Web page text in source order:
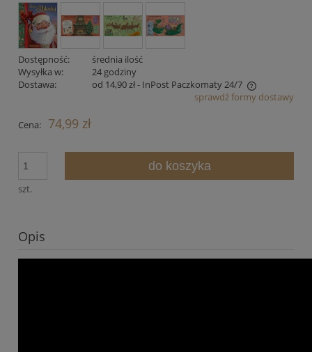
Dostępność:
średnia ilość
Wysyłka w:
24 godziny
Dostawa:
od 14,90 zł- InPost Paczkomaty 24/7
Cena nie zawiera ewentualnych kosztów płatnościsprawdź formy dostawy
Cena: 74,99 zł
szt.
do koszyka
Opis